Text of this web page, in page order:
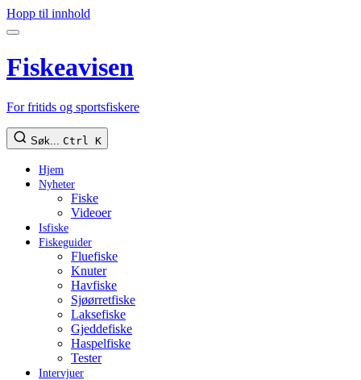
Hopp til innhold
Fiskeavisen
For fritids og sportsfiskere
Søk... Ctrl K
Hjem
Nyheter
Fiske
Videoer
Isfiske
Fiskeguider
Fluefiske
Knuter
Havfiske
Sjøørretfiske
Laksefiske
Gjeddefiske
Haspelfiske
Tester
Intervjuer